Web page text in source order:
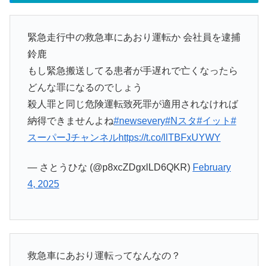
緊急走行中の救急車にあおり運転か 会社員を逮捕
鈴鹿
もし緊急搬送してる患者が手遅れで亡くなったら
どんな罪になるのでしょう
殺人罪と同じ危険運転致死罪が適用されなければ
納得できませんよね#newsevery#Nスタ#イット #
スーパーJチャンネルhttps://t.co/llTBFxUYWY
— さとうひな (@p8xcZDgxlLD6QKR) February
4, 2025
救急車にあおり運転ってなんなの？